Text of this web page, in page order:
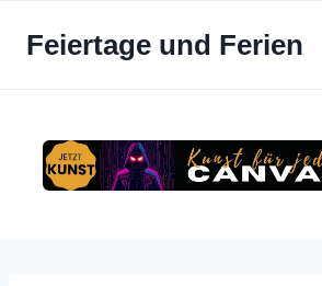
InhaltFeiertage und Ferien